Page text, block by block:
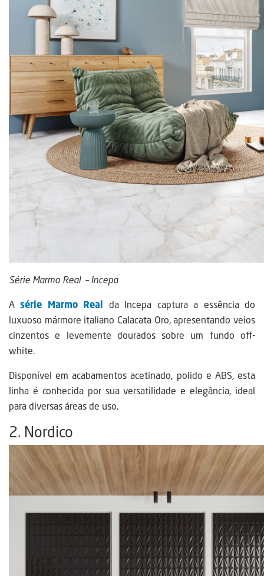
Série Marmo Real – Incepa
Asérie Marmo Real da Incepa captura a essência do
luxuoso mármore italiano Calacata Oro, apresentando veios
cinzentos e levemente dourados sobre um fundo off-
white.
Disponível em acabamentos acetinado, polido e ABS, esta
linha é conhecida por sua versatilidade e elegância, ideal
para diversas áreas de uso.
2. Nordico